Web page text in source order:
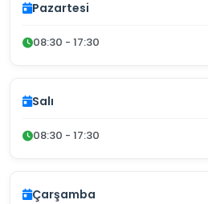
Pazartesi
08:30 - 17:30
Salı
08:30 - 17:30
Çarşamba